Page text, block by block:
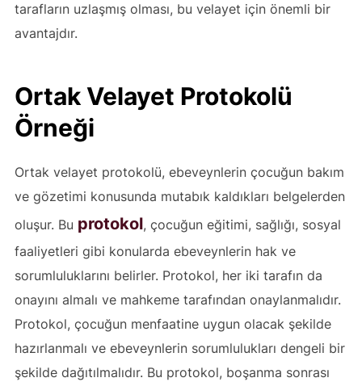
tarafların uzlaşmış olması, bu velayet için önemli bir
avantajdır.
Ortak Velayet Protokolü
Örneği
Ortak velayet protokolü, ebeveynlerin çocuğun bakım
ve gözetimi konusunda mutabık kaldıkları belgelerden
oluşur. Bu protokol, çocuğun eğitimi, sağlığı, sosyal
faaliyetleri gibi konularda ebeveynlerin hak ve
sorumluluklarını belirler. Protokol, her iki tarafın da
onayını almalı ve mahkeme tarafından onaylanmalıdır.
Protokol, çocuğun menfaatine uygun olacak şekilde
hazırlanmalı ve ebeveynlerin sorumlulukları dengeli bir
şekilde dağıtılmalıdır. Bu protokol, boşanma sonrası